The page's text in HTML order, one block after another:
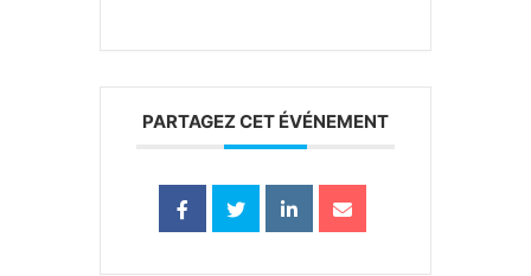
PARTAGEZ CET ÉVÉNEMENT